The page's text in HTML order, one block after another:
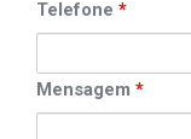
Telefone *
Mensagem *